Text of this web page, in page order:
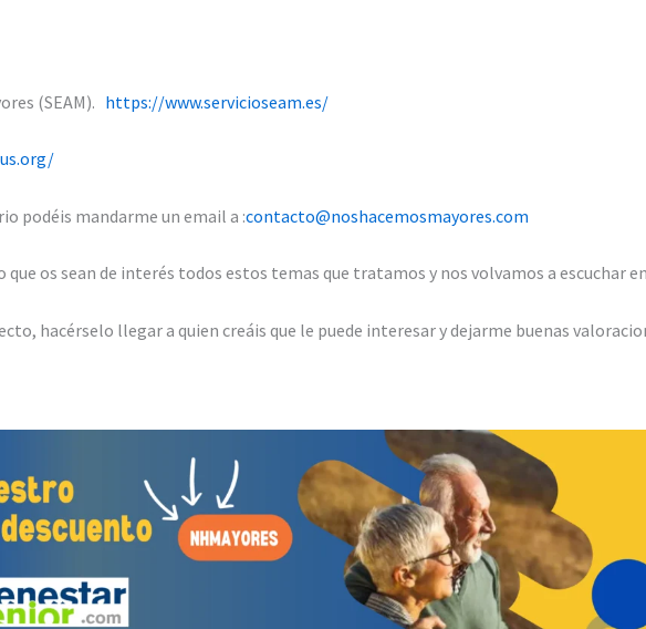
(SEAM). https://www.servicioseam.es/
podéis mandarme un email a :contacto@noshacemosmayores.com
os sean de interés todos estos temas que tratamos y nos volvamos a escuchar
hacérselo llegar a quien creáis que le puede interesar y dejarme buenas